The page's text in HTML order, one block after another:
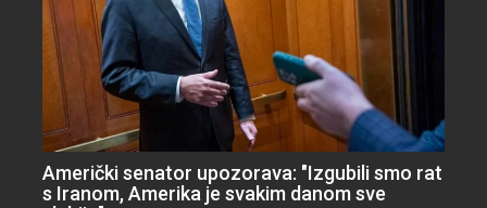
Američki senator upozorava: "Izgubili smo rat
s Iranom, Amerika je svakim danom sve